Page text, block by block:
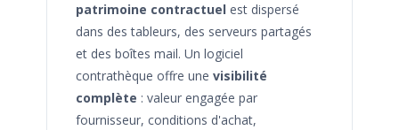
patrimoine contractuel est dispersé
dans des tableurs, des serveurs partagés
et des boîtes mail. Un logiciel
contrathèque offre une visibilité
complète : valeur engagée par
fournisseur, conditions d'achat,